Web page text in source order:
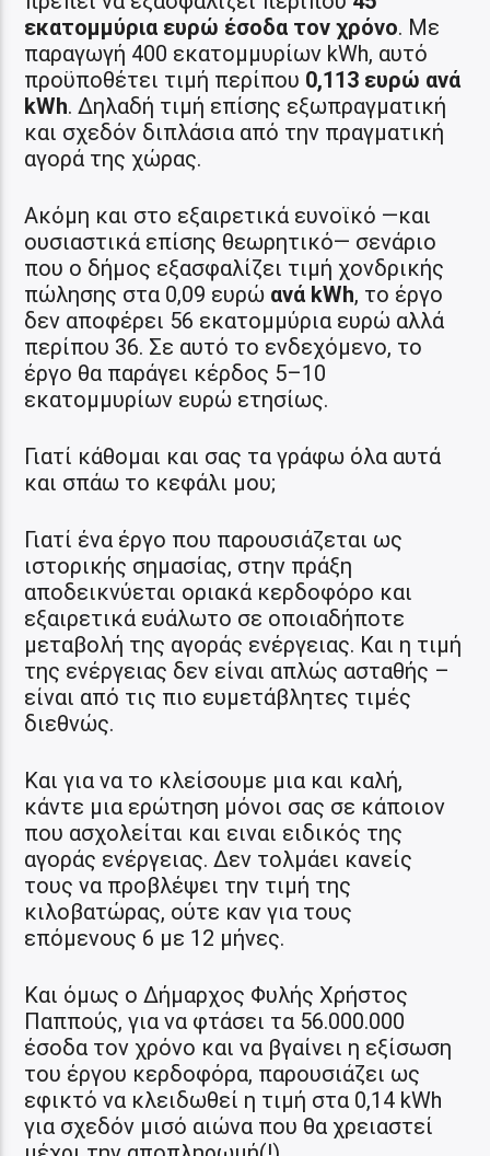
εκατομμύρια ευρώ έσοδα τον χρόνο. Με
παραγωγή 400 εκατομμυρίων kWh, αυτό
προϋποθέτει τιμή περίπου 0,113 ευρώ ανά
kWh. Δηλαδή τιμή επίσης εξωπραγματική
και σχεδόν διπλάσια από την πραγματική
αγορά της χώρας.
Ακόμη και στο εξαιρετικά ευνοϊκό —και
ουσιαστικά επίσης θεωρητικό— σενάριο
που ο δήμος εξασφαλίζει τιμή χονδρικής
πώλησης στα 0,09 ευρώ ανά kWh, το έργο
δεν αποφέρει 56 εκατομμύρια ευρώ αλλά
περίπου 36. Σε αυτό το ενδεχόμενο, το
έργο θα παράγει κέρδος 5–10
εκατομμυρίων ευρώ ετησίως.
Γιατί κάθομαι και σας τα γράφω όλα αυτά
και σπάω το κεφάλι μου;
Γιατί ένα έργο που παρουσιάζεται ως
ιστορικής σημασίας, στην πράξη
αποδεικνύεται οριακά κερδοφόρο και
εξαιρετικά ευάλωτο σε οποιαδήποτε
μεταβολή της αγοράς ενέργειας. Και η τιμή
της ενέργειας δεν είναι απλώς ασταθής –
είναι από τις πιο ευμετάβλητες τιμές
διεθνώς.
Και για να το κλείσουμε μια και καλή,
κάντε μια ερώτηση μόνοι σας σε κάποιον
που ασχολείται και ειναι ειδικός της
αγοράς ενέργειας. Δεν τολμάει κανείς
τους να προβλέψει την τιμή της
κιλοβατώρας, ούτε καν για τους
επόμενους 6 με 12 μήνες.
Και όμως ο Δήμαρχος Φυλής Χρήστος
Παππούς, για να φτάσει τα 56.000.000
έσοδα τον χρόνο και να βγαίνει η εξίσωση
του έργου κερδοφόρα, παρουσιάζει ως
εφικτό να κλειδωθεί η τιμή στα 0,14 kWh
για σχεδόν μισό αιώνα που θα χρειαστεί